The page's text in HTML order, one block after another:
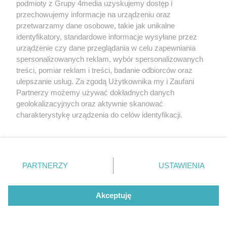
Redakcja Reklama Prywatność
Praca Łódź
the:protocol
Facebook.com
Youtube.com
podmioty z Grupy 4media uzyskujemy dostęp i
przechowujemy informacje na urządzeniu oraz
przetwarzamy dane osobowe, takie jak unikalne
identyfikatory, standardowe informacje wysyłane przez
urządzenie czy dane przeglądania w celu zapewniania
spersonalizowanych reklam, wybór spersonalizowanych
treści, pomiar reklam i treści, badanie odbiorców oraz
ulepszanie usług. Za zgodą Użytkownika my i Zaufani
Partnerzy możemy używać dokładnych danych
geolokalizacyjnych oraz aktywnie skanować
charakterystykę urządzenia do celów identyfikacji.
zmienić/wycofać klikając przycisk ustawień prywatności
znajdujący się w lewym dolnym rogu strony
. Niektóre
użytkownika, ale masz prawo sprzeciwić się takiemu
przetwarzaniu. Preferencje będą miały zastosowania tylko
PARTNERZY USTAWIENIA
Akceptuję